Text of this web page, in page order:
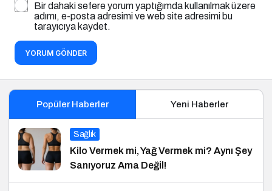
Bir dahaki sefere yorum yaptığımda kullanılmak üzere
adımı, e-posta adresimi ve web site adresimi bu
tarayıcıya kaydet.
YORUM GÖNDER
Popüler Haberler Yeni Haberler
Sağlık
Kilo Vermek mi, Yağ Vermek mi? Aynı Şey
Sanıyoruz Ama Değil!